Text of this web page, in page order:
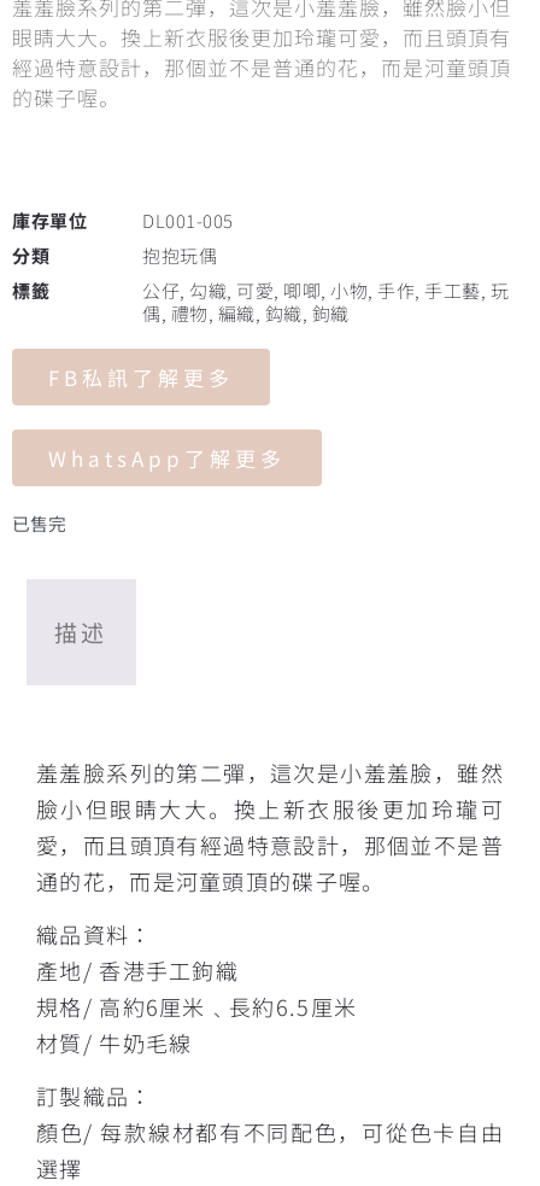
羞羞臉系列的第二彈，這次是小羞羞臉，雖然臉小但
眼睛大大。換上新衣服後更加玲瓏可愛，而且頭頂有
經過特意設計，那個並不是普通的花，而是河童頭頂
的碟子喔。
庫存單位
DL001-005
分類
抱抱玩偶
標籤
公仔, 勾織, 可愛, 唧唧, 小物, 手作, 手工藝, 玩
偶, 禮物, 編織, 鈎織, 鉤織
FB私訊了解更多
WhatsApp了解更多
已售完
描述
羞羞臉系列的第二彈，這次是小羞羞臉，雖然
臉小但眼睛大大。換上新衣服後更加玲瓏可
愛，而且頭頂有經過特意設計，那個並不是普
通的花，而是河童頭頂的碟子喔。
織品資料：
產地/ 香港手工鉤織
規格/ 高約6厘米﹑長約6.5厘米
材質/ 牛奶毛線
訂製織品：
顏色/ 每款線材都有不同配色，可從色卡自由
選擇